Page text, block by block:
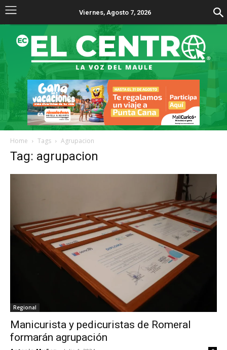
Viernes, Agosto 7, 2026
Home Tags Agrupacion
Tag: agrupacion
Regional
Manicurista y pedicuristas de Romeral
formarán agrupación